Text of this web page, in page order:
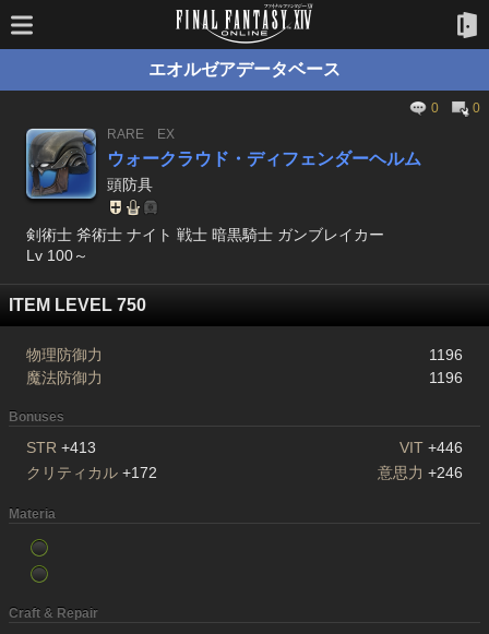
エオルゼアデータベース
0
0
RARE
EX
ウォークラウド・ディフェンダーヘルム
頭防具
剣術士 斧術士 ナイト 戦士 暗黒騎士 ガンブレイカー
Lv 100～
ITEM LEVEL 750
物理防御力
1196
魔法防御力
1196
Bonuses
STR +413 VIT +446
クリティカル +172 意思力 +246
Materia
Craft & Repair